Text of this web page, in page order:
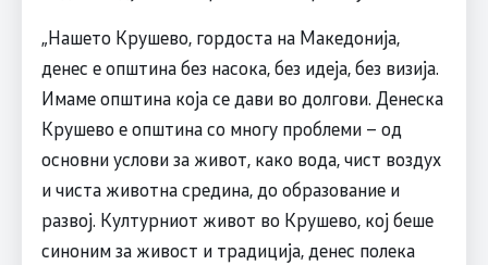
„Нашето Крушево, гордоста на Македонија,
денес е општина без насока, без идеја, без визија.
Имаме општина која се дави во долгови. Денеска
Крушево е општина со многу проблеми – од
основни услови за живот, како вода, чист воздух
и чиста животна средина, до образование и
развој. Културниот живот во Крушево, кој беше
синоним за живост и традиција, денес полека